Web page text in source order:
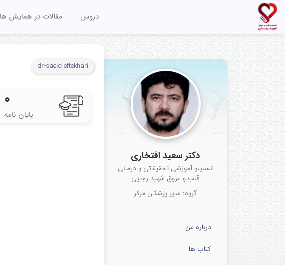
دروس مقالات در همایش ها
دکتر سعید افتخاری
انستیتو آموزشی تحقیقاتی و درمانی
قلب و عروق شهید رجایی
گروه: سایر پزشکان مرکز
درباره من
کتاب ها
dr-saeid eftekhari
۰
پایان نامه